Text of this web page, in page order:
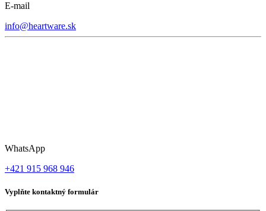
E-mail
info@heartware.sk
WhatsApp
+421 915 968 946
Vyplňte kontaktný formulár